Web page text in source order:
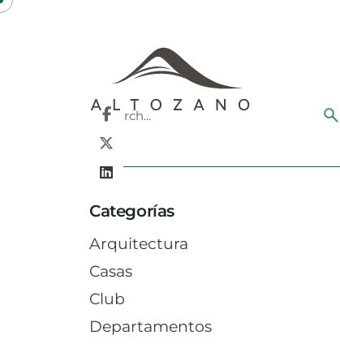
Skip
Search
for
Categorías
Arquitectura
Casas
Club
Departamentos